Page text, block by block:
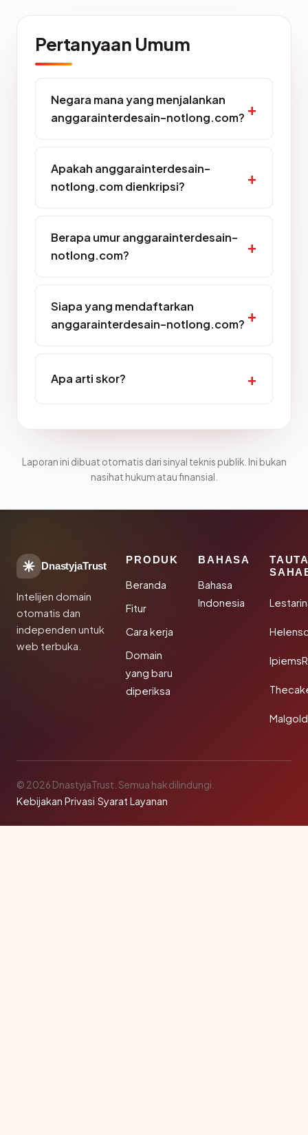
Pertanyaan Umum
Negara mana yang menjalankan
anggarainterdesain-notlong.com?
Apakah anggarainterdesain-
notlong.com dienkripsi?
Berapa umur anggarainterdesain-
notlong.com?
Siapa yang mendaftarkan
anggarainterdesain-notlong.com?
Apa arti skor?
Laporan ini dibuat otomatis dari sinyal teknis publik. Ini bukan
nasihat hukum atau finansial.
DnastyjaTrust
Intelijen domain
otomatis dan
independen untuk
web terbuka.
PRODUK
Beranda
Fitur
Cara kerja
Domain
yang baru
diperiksa
BAHASA
Bahasa
Indonesia
© 2026 DnastyjaTrust. Semua hak dilindungi.
Kebijakan Privasi·Syarat Layanan